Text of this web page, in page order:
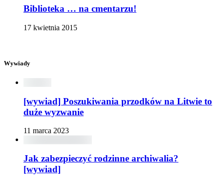
Biblioteka … na cmentarzu!
17 kwietnia 2015
Wywiady
[wywiad] Poszukiwania przodków na Litwie to
duże wyzwanie
11 marca 2023
Jak zabezpieczyć rodzinne archiwalia?
[wywiad]